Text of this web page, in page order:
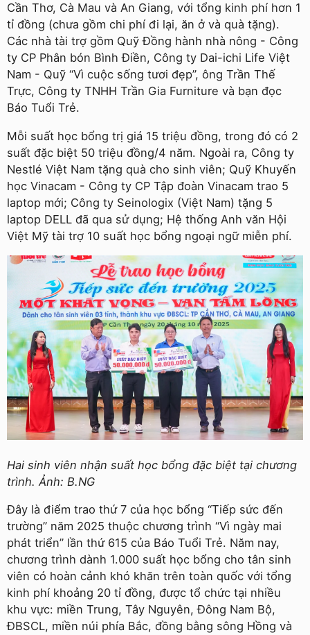
Cần Thơ, Cà Mau và An Giang, với tổng kinh phí hơn 1
tỉ đồng (chưa gồm chi phí đi lại, ăn ở và quà tặng).
Các nhà tài trợ gồm Quỹ Đồng hành nhà nông - Công
ty CP Phân bón Bình Điền, Công ty Dai-ichi Life Việt
Nam - Quỹ “Vì cuộc sống tươi đẹp”, ông Trần Thế
Trực, Công ty TNHH Trần Gia Furniture và bạn đọc
Báo Tuổi Trẻ.
Mỗi suất học bổng trị giá 15 triệu đồng, trong đó có 2
suất đặc biệt 50 triệu đồng/4 năm. Ngoài ra, Công ty
Nestlé Việt Nam tặng quà cho sinh viên; Quỹ Khuyến
học Vinacam - Công ty CP Tập đoàn Vinacam trao 5
laptop mới; Công ty Seinologix (Việt Nam) tặng 5
laptop DELL đã qua sử dụng; Hệ thống Anh văn Hội
Việt Mỹ tài trợ 10 suất học bổng ngoại ngữ miễn phí.
Hai sinh viên nhận suất học bổng đặc biệt tại chương
trình. Ảnh: B.NG
Đây là điểm trao thứ 7 của học bổng “Tiếp sức đến
trường” năm 2025 thuộc chương trình “Vì ngày mai
phát triển” lần thứ 615 của Báo Tuổi Trẻ. Năm nay,
chương trình dành 1.000 suất học bổng cho tân sinh
viên có hoàn cảnh khó khăn trên toàn quốc với tổng
kinh phí khoảng 20 tỉ đồng, được tổ chức tại nhiều
khu vực: miền Trung, Tây Nguyên, Đông Nam Bộ,
ĐBSCL, miền núi phía Bắc, đồng bằng sông Hồng và